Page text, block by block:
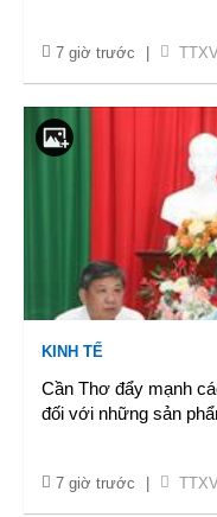
7 giờ trước
KINH TẾ
Cần Thơ đẩy mạnh
đối với những sản
7 giờ trước